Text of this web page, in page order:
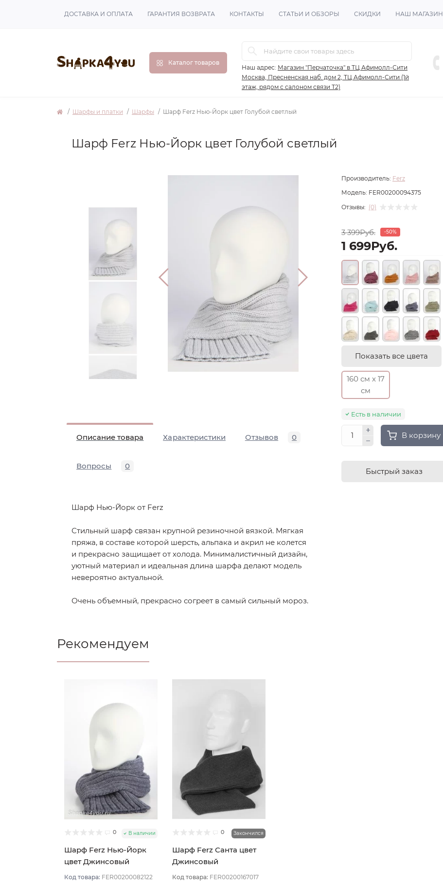
ДОСТАВКА И ОПЛАТА ГАРАНТИЯ ВОЗВРАТА КОНТАКТЫ СТАТЬИ И ОБЗОРЫ СКИДКИ НАШ МАГАЗИН
Каталог товаров
Наш адрес: Магазин "Перчаточка" в ТЦ Афимолл-Сити
Москва, Пресненская наб. дом 2, ТЦ Афимолл-Сити (1й
этаж, рядом с салоном связи Т2)
Шарфы и платки Шарфы Шарф Ferz Нью-Йорк цвет Голубой светлый
Шарф Ferz Нью-Йорк цвет Голубой светлый
Описание товара Характеристики Отзывов 0
Вопросы 0
Шарф Нью-Йорк от Ferz
Стильный шарф связан крупной резиночной вязкой. Мягкая
пряжа, в составе которой шерсть, альпака и акрил не колется
и прекрасно защищает от холода. Минималистичный дизайн,
уютный материал и идеальная длина шарфа делают модель
невероятно актуальной.
Очень объемный, прекрасно согреет в самый сильный мороз.
Производитель: Ferz
Модель: FER00200094375
Отзывы: (0)
3 399Руб. -50%
1 699Руб.
Показать все цвета
160 см х 17
см
Есть в наличии
В корзину
Быстрый заказ
Рекомендуем
0 В наличии
Шарф Ferz Нью-Йорк
цвет Джинсовый
Код товара: FER00200082122
0 Закончился
Шарф Ferz Санта цвет
Джинсовый
Код товара: FER00200167017